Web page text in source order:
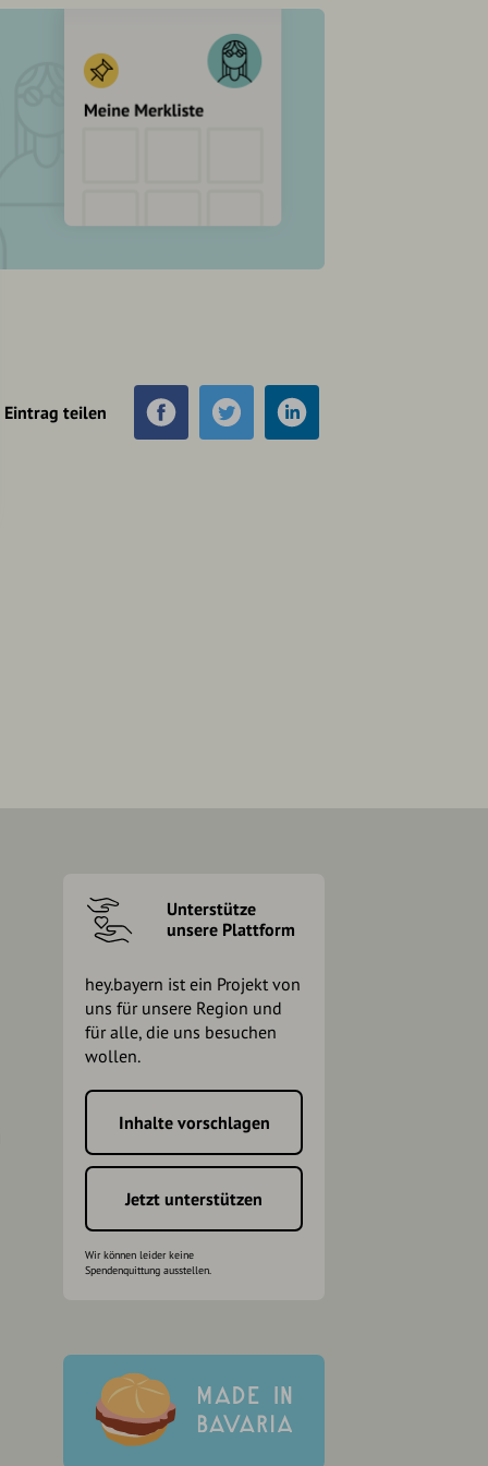
Eintrag teilen
Unterstütze
unsere Plattform
hey.bayern ist ein Projekt von
uns für unsere Region und
für alle, die uns besuchen
wollen.
Inhalte vorschlagen
Jetzt unterstützen
Wir können leider keine
Spendenquittung ausstellen.